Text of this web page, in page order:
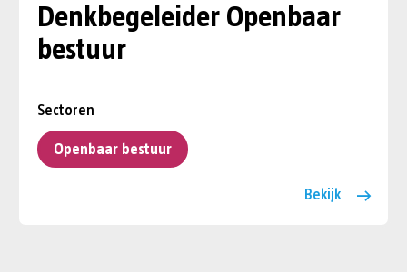
Denkbegeleider Openbaar
bestuur
Sectoren
Openbaar bestuur
Bekijk